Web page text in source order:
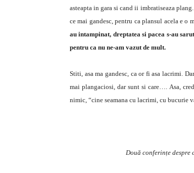
asteapta in gara si cand ii imbratiseaza
ce mai gandesc, pentru ca plansul acela e o
au intampinat, dreptatea si pacea s-au
pentru ca nu ne-am vazut de mult.
Stiti, asa ma gandesc, ca or fi asa lacrimi.
mai plangaciosi, dar sunt si care…. Asa,
nimic, “cine seamana cu lacrimi, cu bucurie
Două conferințe